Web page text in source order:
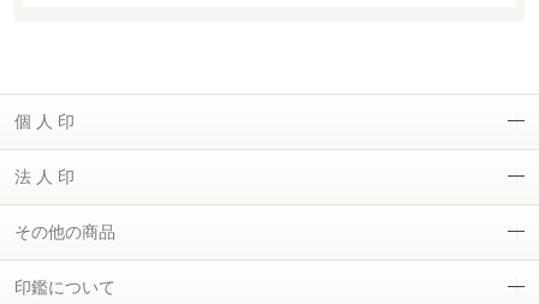
個 人 印
法 人 印
その他の商品
印鑑について